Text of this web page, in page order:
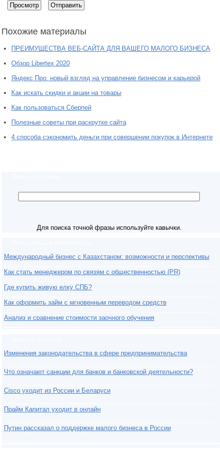
Похожие материалы
ПРЕИМУЩЕСТВА ВЕБ-САЙТА ДЛЯ ВАШЕГО МАЛОГО БИЗНЕСА
Обзор Libertex 2020
Яндекс Про: новый взгляд на управление бизнесом и карьерой
Как искать скидки и акции на товары
Как пользоваться Сберпей
Полезные советы при раскрутке сайта
4 способа сэкономить деньги при совершении покупок в Интернете
Для поиска точной фразы используйте кавычки.
Международный бизнес с Казахстаном: возможности и перспективы
Как стать менеджером по связям с общественностью (PR)
Где купить живую елку СПБ?
Как оформить займ с мгновенным переводом средств
Анализ и сравнение стоимости заочного обучения
Изменения законодательства в сфере предпринимательства
Что означают санкции для банков и банковской деятельности?
Cisco уходит из России и Беларуси
Прайм Капитал уходит в онлайн
Путин рассказал о поддержке малого бизнеса в России